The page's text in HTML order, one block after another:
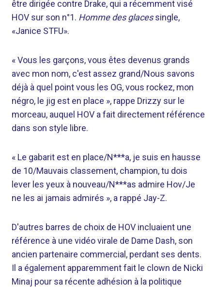
être dirigée contre Drake, qui a récemment visé
HOV sur son n°1. Homme des glacessingle,
«Janice STFU».
« Vous les garçons, vous êtes devenus grands
avec mon nom, c'est assez grand/Nous savons
déjà à quel point vous les OG, vous rockez, mon
négro, le jig est en place », rappe Drizzy sur le
morceau, auquel HOV a fait directement référence
dans son style libre.
« Le gabarit est en place/N***a, je suis en hausse
de 10/Mauvais classement, champion, tu dois
lever les yeux à nouveau/N***as admire Hov/Je
ne les ai jamais admirés », a rappé Jay-Z.
D'autres barres de choix de HOV incluaient une
référence à une vidéo virale de Dame Dash, son
ancien partenaire commercial, perdant ses dents.
Il a également apparemment fait le clown de Nicki
Minaj pour sa récente adhésion à la politique